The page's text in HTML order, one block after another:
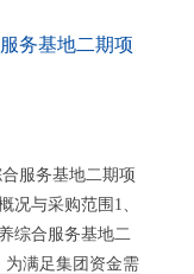
务基地二期项
服务基地二期项
况与采购范围1、
综合服务基地二
为满足集团资金需